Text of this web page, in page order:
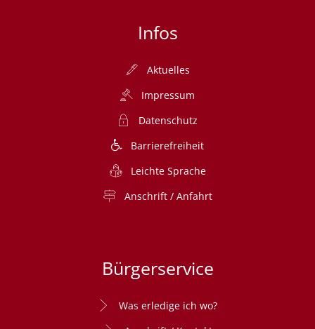
Infos
Aktuelles
Impressum
Datenschutz
Barrierefreiheit
Leichte Sprache
Anschrift / Anfahrt
Bürgerservice
Was erledige ich wo?